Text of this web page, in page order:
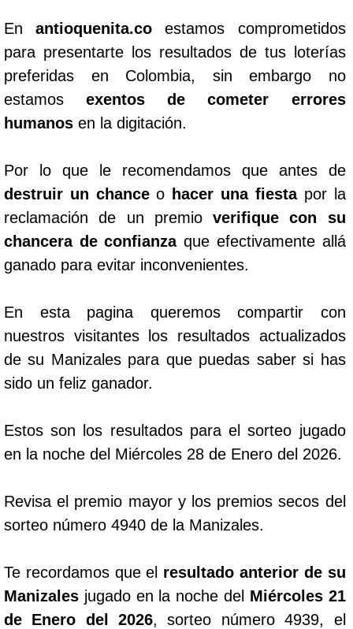
Enantioquenita.co estamos comprometidos
para presentarte los resultados de tus loterías
preferidas en Colombia, sin embargo no
estamosexentos de cometer errores
humanos en la digitación.
Por lo que le recomendamos que antes de
destruir un chanceo hacer una fiestapor la
reclamación de un premioverifique con su
chancera de confianzaque efectivamente allá
ganado para evitar inconvenientes.
En esta pagina queremos compartir con
nuestros visitantes los resultados actualizados
de su Manizales para que puedas saber si has
sido un feliz ganador.
Estos son los resultados para el sorteo jugado
en la noche del Miércoles 28 de Enero del 2026.
Revisa el premio mayor y los premios secos del
sorteo número 4940 de la Manizales.
Te recordamos que el resultado anterior de su
Manizales jugado en la noche del Miércoles 21
de Enero del 2026, sorteo número 4939, el